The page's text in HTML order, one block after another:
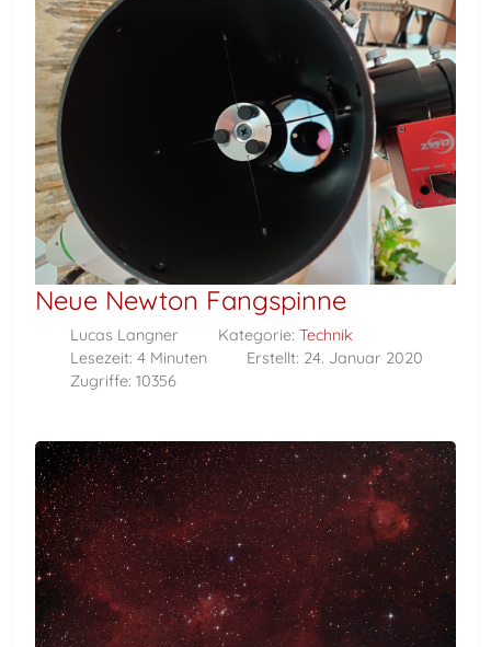
Neue Newton Fangspinne
Lucas Langner Kategorie: Technik
Lesezeit: 4 Minuten
Erstellt: 24. Januar 2020
Zugriffe: 10356